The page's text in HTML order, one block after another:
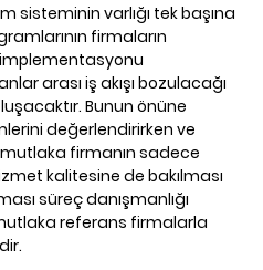
sisteminin varlığı tek başına
firmaların
arası iş akışı bozulacağı
Bunun önüne
değerlendirirken ve
firmanın sadece
kalitesine de bakılması
süreç danışmanlığı
referans firmalarla